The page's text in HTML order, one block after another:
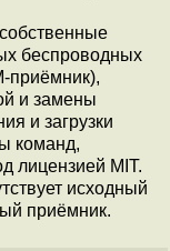
беспроводных
приёмник),
и замены
и загрузки
команд,
лицензией MIT.
исходный
приёмник.